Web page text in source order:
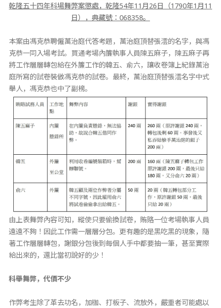
乾隆五十四年科場舞弊案懲處，乾隆54年11月26日（1790年1月11
日），典藏號：068358。
本案由馮克恭聘僱萬治庭代答考題，萬治庭頂替張澐的名字，與馮
克恭一同入場考試。買通考場內簾執事人員陳五麻子，陳五麻子再
將工作層層轉包給在外簾工作的韓五、俞六，讓收卷簿上紀錄萬治
庭所寫的試卷裝做馮克恭的試卷。最終，萬治庭頂替張澐名字中式
舉人，馮克恭也中了副榜。
由上表舞弊內容可知，縱使只要偷換試卷，賄賂一位考場執事人員
遠遠不夠！因此工作需一層層分包。更有趣的是黑吃黑的現象，隨
著工作層層轉包，謝銀分包後到每個人手中都要抽一筆，甚至實際
給出來的，還比當初說好的少！
科舉舞弊，代價不少
作弊考生除了革去功名，加枷、打板子、流放外，嚴重者可能處以